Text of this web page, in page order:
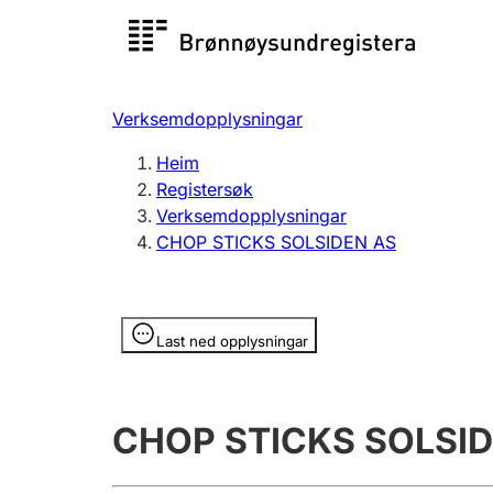
Registersøk
Registrere, endre, slette
Verksemdopplysningar
Heim
Registersøk
Verksemdopplysningar
CHOP STICKS SOLSIDEN AS
Last ned opplysningar
Opplysninger er skjult
CHOP STICKS